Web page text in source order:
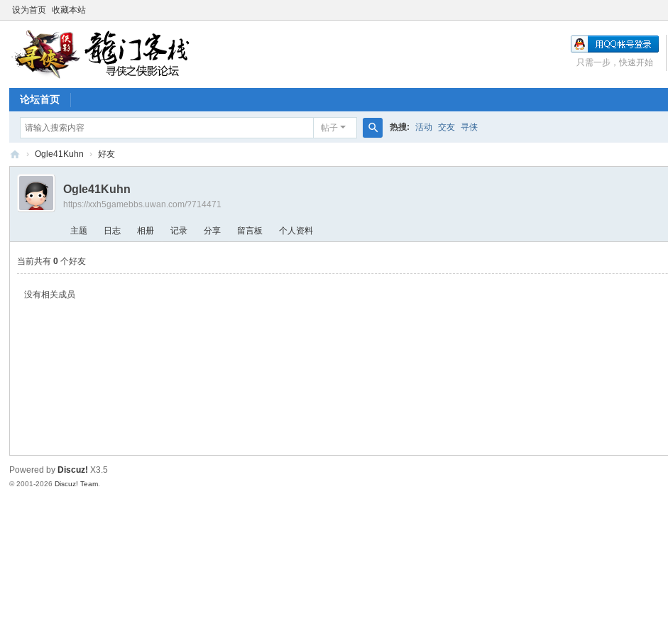
设为首页 收藏本站
只需一步，快速开始
论坛首页
帖子
索
热搜: 活动 交友 寻侠
寻
论
› Ogle41Kuhn › 好友
Ogle41Kuhn
https://xxh5gamebbs.uwan.com/?714471
主题 日志 相册 记录 分享 留言板 个人资料
当前共有0 个好友
没有相关成员
Powered by Discuz! X3.5
© 2001-2026Discuz! Team